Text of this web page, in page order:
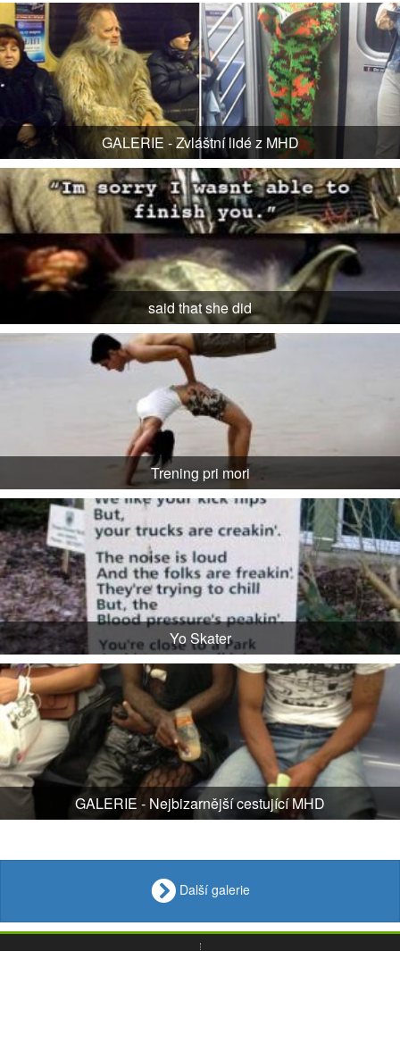
GALERIE - Zvláštní lidé z MHD
said that she did
Trening pri mori
Yo Skater
GALERIE - Nejbizarnější cestující MHD
Další galerie